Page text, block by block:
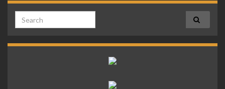
Search for: